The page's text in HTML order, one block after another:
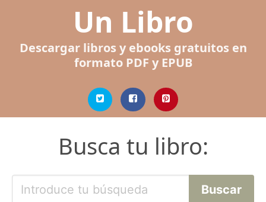
Un Libro
Descargar libros y ebooks gratuitos en
formato PDF y EPUB
Busca tu libro: